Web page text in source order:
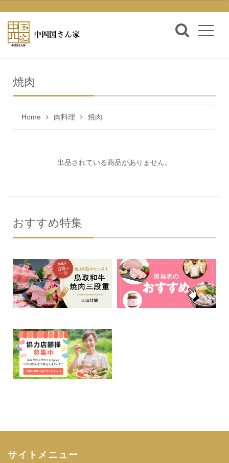
焼肉
Home 肉料理 焼肉
出品されている商品がありません。
おすすめ特集
サイトメニュー